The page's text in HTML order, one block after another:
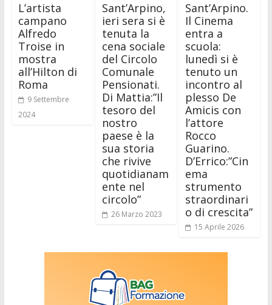
L’artista
campano
Alfredo
Troise in
mostra
all’Hilton di
Roma
9 Settembre
2024
Sant’Arpino,
ieri sera si è
tenuta la
cena sociale
del Circolo
Comunale
Pensionati.
Di Mattia:”Il
tesoro del
nostro
paese è la
sua storia
che rivive
quotidianam
ente nel
circolo”
26 Marzo 2023
Sant’Arpino.
Il Cinema
entra a
scuola:
lunedì si è
tenuto un
incontro al
plesso De
Amicis con
l’attore
Rocco
Guarino.
D’Errico:”Cin
ema
strumento
straordinari
o di crescita”
15 Aprile 2026